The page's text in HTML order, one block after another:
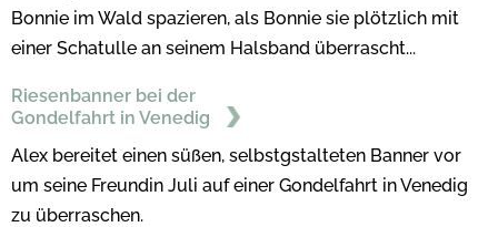
Bonnie im Wald spazieren, als Bonnie sie plötzlich mit
einer Schatulle an seinem Halsband überrascht...
Riesenbanner bei der
Gondelfahrt in Venedig
Alex bereitet einen süßen, selbstgstalteten Banner vor
um seine Freundin Juli auf einer Gondelfahrt in Venedig
zu überraschen.